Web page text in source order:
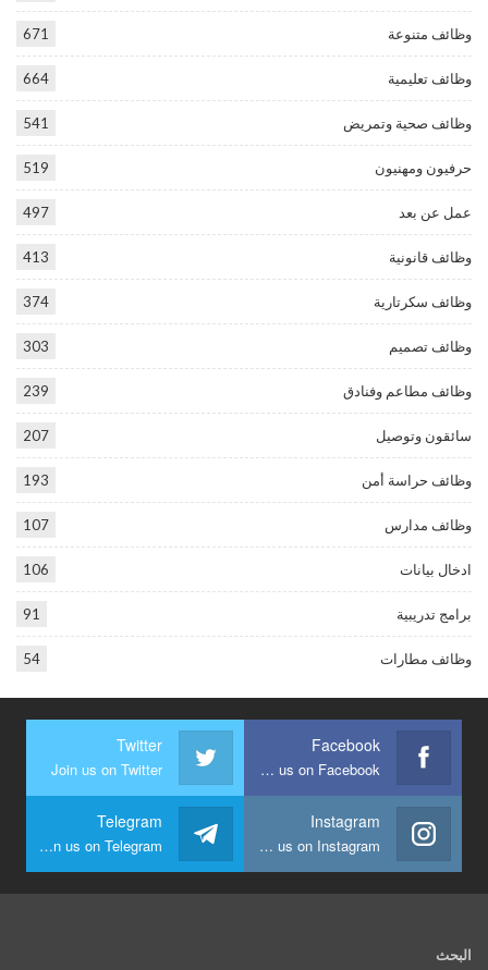
وظائف متنوعة 671
وظائف تعليمية 664
وظائف صحية وتمريض 541
حرفيون ومهنيون 519
عمل عن بعد 497
وظائف قانونية 413
وظائف سكرتارية 374
وظائف تصميم 303
وظائف مطاعم وفنادق 239
سائقون وتوصيل 207
وظائف حراسة أمن 193
وظائف مدارس 107
ادخال بيانات 106
برامج تدريبية 91
وظائف مطارات 54
Facebook
Join us on Facebook
Twitter
Join us on Twitter
Instagram
Join us on Instagram
Telegram
Join us on Telegram
البحث